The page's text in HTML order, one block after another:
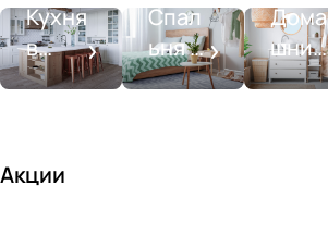
Кухня
в
стиле
Спал
ьня в
совре
Дома
шний
SPA-
Акции